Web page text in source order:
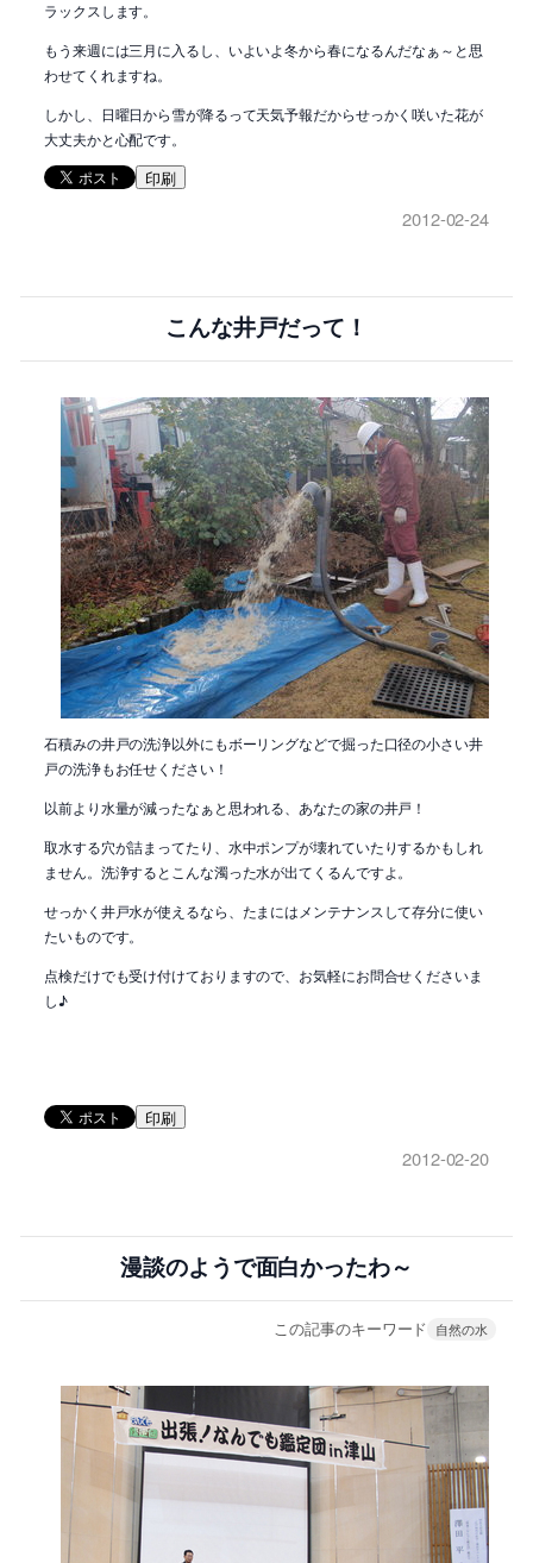
ラックスします。
もう来週には三月に入るし、いよいよ冬から春になるんだなぁ～と思
わせてくれますね。
しかし、日曜日から雪が降るって天気予報だからせっかく咲いた花が
大丈夫かと心配です。
印刷
2012-02-24
こんな井戸だって！
石積みの井戸の洗浄以外にもボーリングなどで掘った口径の小さい井
戸の洗浄もお任せください！
以前より水量が減ったなぁと思われる、あなたの家の井戸！
取水する穴が詰まってたり、水中ポンプが壊れていたりするかもしれ
ません。洗浄するとこんな濁った水が出てくるんですよ。
せっかく井戸水が使えるなら、たまにはメンテナンスして存分に使い
たいものです。
点検だけでも受け付けておりますので、お気軽にお問合せくださいま
し♪
印刷
2012-02-20
漫談のようで面白かったわ～
この記事のキーワード 自然の水